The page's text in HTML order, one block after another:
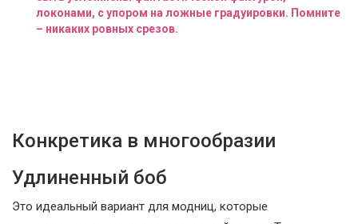
локонами, с упором на ложные градуировки. Помните
– никаких ровных срезов.
Конкретика в многообразии
Удлиненный боб
Это идеальный вариант для модниц, которые